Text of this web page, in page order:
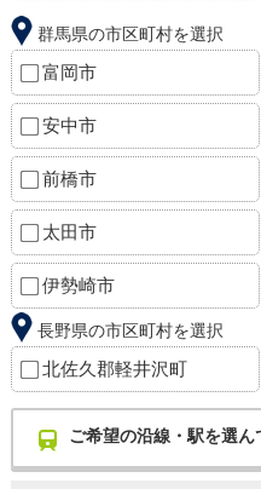
群馬県の市区町村を選択
富岡市
安中市
前橋市
太田市
伊勢崎市
長野県の市区町村を選択
北佐久郡軽井沢町
ご希望の沿線・駅を選ん